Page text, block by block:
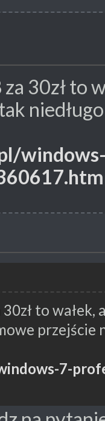
30zł to
to wałek,
przejście
7-